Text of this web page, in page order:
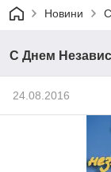
Новини
С Днем
24.08.2016